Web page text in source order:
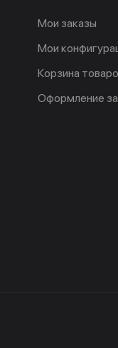
Мои заказы
Мои
Корзина
Оформление